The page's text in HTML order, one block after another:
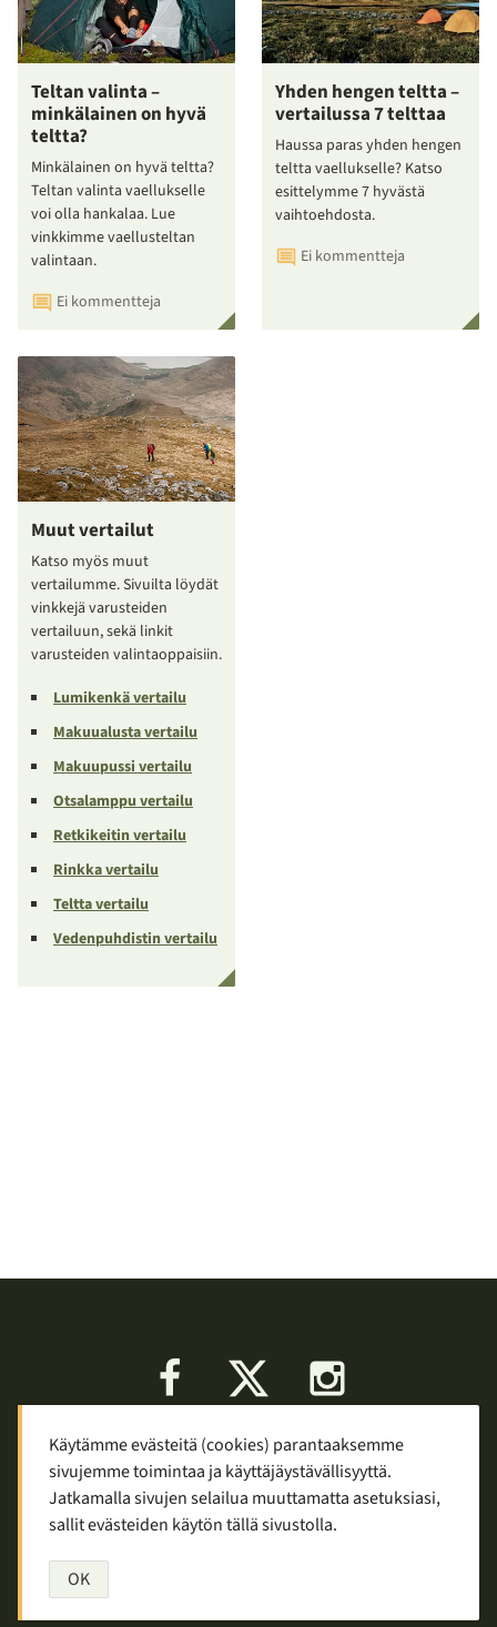
Teltan valinta –
minkälainen on hyvä
teltta?
Minkälainen on hyvä teltta?
Teltan valinta vaellukselle
voi olla hankalaa. Lue
vinkkimme vaellusteltan
valintaan.
Ei kommentteja
Yhden hengen teltta –
vertailussa 7 telttaa
Haussa paras yhden hengen
teltta vaellukselle? Katso
esittelymme 7 hyvästä
vaihtoehdosta.
Ei kommentteja
Muut vertailut
Katso myös muut
vertailumme. Sivuilta löydät
vinkkejä varusteiden
vertailuun, sekä linkit
varusteiden valintaoppaisiin.
Lumikenkä vertailu
Makuualusta vertailu
Makuupussi vertailu
Otsalamppu vertailu
Retkikeitin vertailu
Rinkka vertailu
Teltta vertailu
Vedenpuhdistin vertailu
Facebook
Keskustelu Palaute
Tietosuoja
Mainostaminen ja yhteistyö
Copyright © 2007—2026Tuomas Tolppi /
Käytämme evästeitä (cookies) parantaaksemme
sivujemme toimintaa ja käyttäjäystävällisyyttä.
Jatkamalla sivujen selailua muuttamatta asetuksiasi,
sallit evästeiden käytön tällä sivustolla.
OK